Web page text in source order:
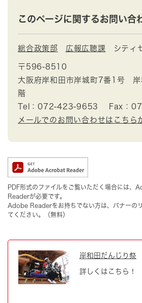
このページに関するお問い合
総合政策部 広報広聴課 シティ
〒596-8510
大阪府岸和田市岸城町7番1号 岸
階
Tel：072-423-9653
Fax：
メールでのお問い合わせはこちら
PDF形式のファイルをご覧いただく場合には、
Readerが必要です。
Adobe Readerをお持ちでない方は、バナーの
てください。（無料）
岸和田だんじり祭
詳しくはこちら！